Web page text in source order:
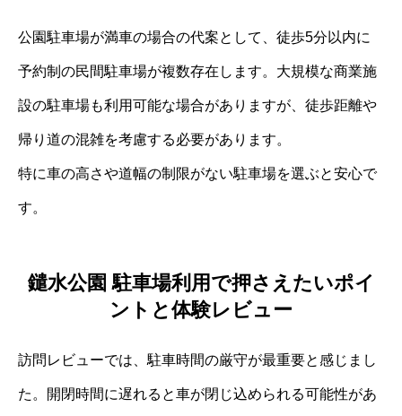
公園駐車場が満車の場合の代案として、徒歩5分以内に
予約制の民間駐車場が複数存在します。大規模な商業施
設の駐車場も利用可能な場合がありますが、徒歩距離や
帰り道の混雑を考慮する必要があります。
特に車の高さや道幅の制限がない駐車場を選ぶと安心で
す。
鑓水公園 駐車場利用で押さえたいポイ
ントと体験レビュー
訪問レビューでは、駐車時間の厳守が最重要と感じまし
た。開閉時間に遅れると車が閉じ込められる可能性があ